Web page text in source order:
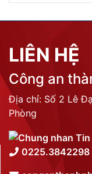
LIÊN HỆ
Công an
Địa chỉ: Số 2 Lê
Phòng
0225.3842298